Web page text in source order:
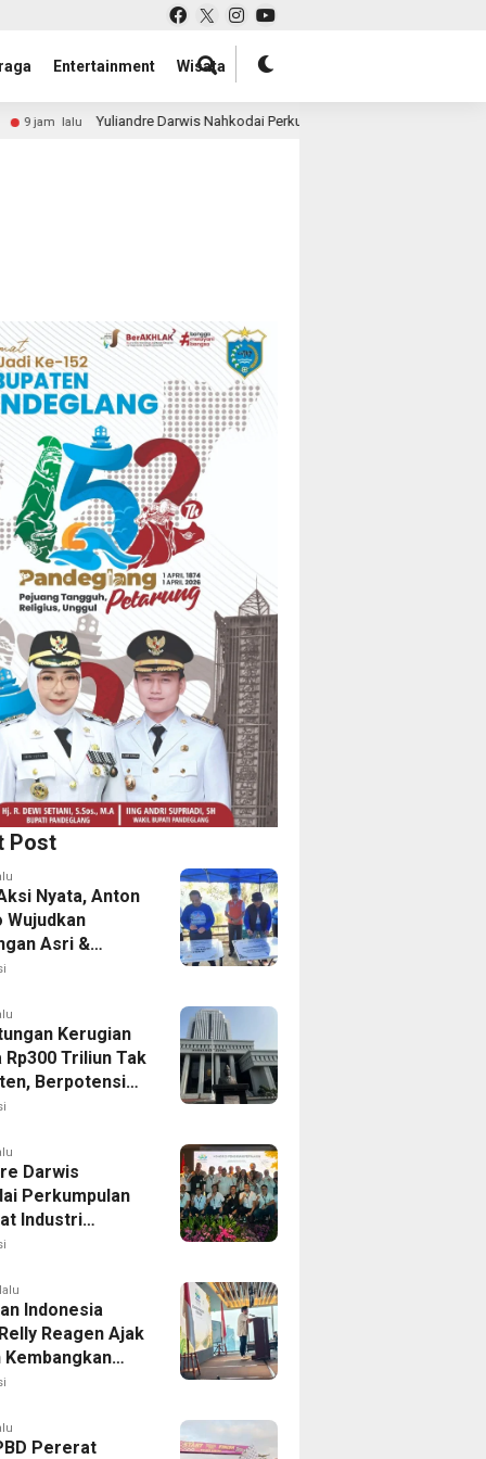
Entertainment Wisata
lalu Yuliandre Darwis Nahkodai Perkumpulan Penggiat Industri Wellness
Post
Nyata, Anton
Wujudkan
Asri &
Aman Bagi
Kerugian
Rp300 Triliun Tak
Berpotensi
Darwis
Perkumpulan
Industri
Indonesia
Indonesia
Reagen Ajak
Kembangkan
Pererat